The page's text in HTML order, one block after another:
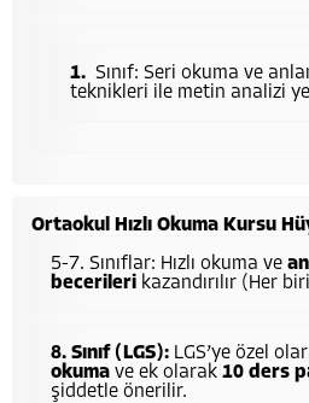
Sınıf: Seri okuma ve
teknikleri ile metin analizi
Ortaokul Hızlı Okuma Kursu
5-7. Sınıflar: Hızlı okuma ve
becerileri kazandırılır (Her
8. Sınıf (LGS): LGS’ye özel
okuma ve ek olarak 10 ders
şiddetle önerilir.